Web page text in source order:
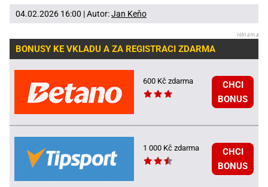
04.02.2026 16:00 | Autor:Jan Keňo
BONUSY KE VKLADU A ZA REGISTRACI ZDARMA
600 Kč zdarma
CHCI
BONUS
1 000 Kč zdarma
CHCI
BONUS